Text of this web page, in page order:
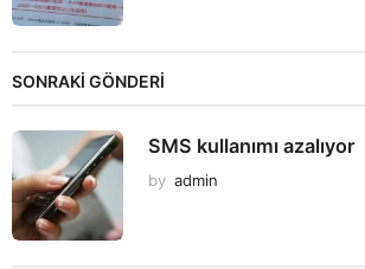
SONRAKİ GÖNDERİ
SMS kullanımı azalıyor
by admin